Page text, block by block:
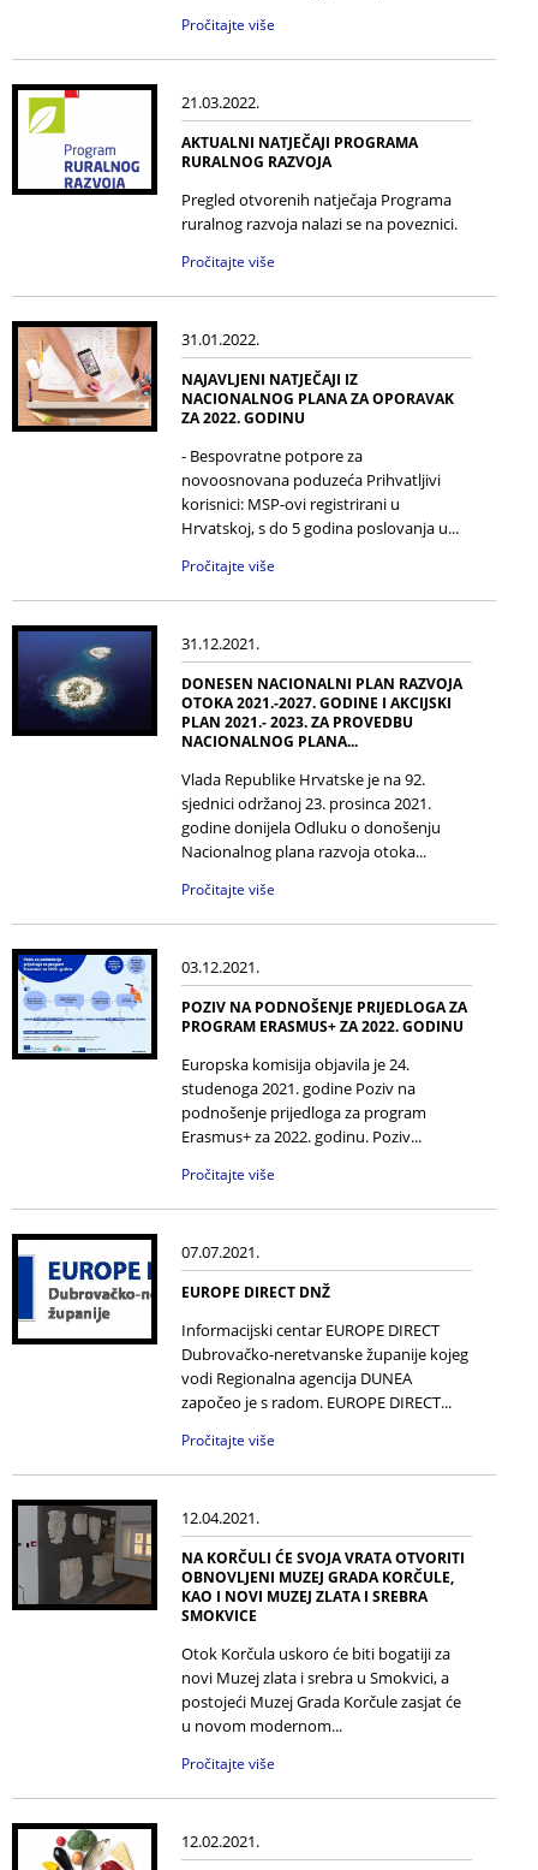
Pročitajte više
21.03.2022.
AKTUALNI NATJEČAJI PROGRAMA
RURALNOG RAZVOJA
Pregled otvorenih natječaja Programa
ruralnog razvoja nalazi se na poveznici.
Pročitajte više
31.01.2022.
NAJAVLJENI NATJEČAJI IZ
NACIONALNOG PLANA ZA OPORAVAK
ZA 2022. GODINU
- Bespovratne potpore za
novoosnovana poduzeća Prihvatljivi
korisnici: MSP-ovi registrirani u
Hrvatskoj, s do 5 godina poslovanja u...
Pročitajte više
31.12.2021.
DONESEN NACIONALNI PLAN RAZVOJA
OTOKA 2021.-2027. GODINE I AKCIJSKI
PLAN 2021.- 2023. ZA PROVEDBU
NACIONALNOG PLANA...
Vlada Republike Hrvatske je na 92.
sjednici održanoj 23. prosinca 2021.
godine donijela Odluku o donošenju
Nacionalnog plana razvoja otoka...
Pročitajte više
03.12.2021.
POZIV NA PODNOŠENJE PRIJEDLOGA ZA
PROGRAM ERASMUS+ ZA 2022. GODINU
Europska komisija objavila je 24.
studenoga 2021. godine Poziv na
podnošenje prijedloga za program
Erasmus+ za 2022. godinu. Poziv...
Pročitajte više
07.07.2021.
EUROPE DIRECT DNŽ
Informacijski centar EUROPE DIRECT
Dubrovačko-neretvanske županije kojeg
vodi Regionalna agencija DUNEA
započeo je s radom. EUROPE DIRECT...
Pročitajte više
12.04.2021.
NA KORČULI ĆE SVOJA VRATA OTVORITI
OBNOVLJENI MUZEJ GRADA KORČULE,
KAO I NOVI MUZEJ ZLATA I SREBRA
SMOKVICE
Otok Korčula uskoro će biti bogatiji za
novi Muzej zlata i srebra u Smokvici, a
postojeći Muzej Grada Korčule zasjat će
u novom modernom...
Pročitajte više
12.02.2021.